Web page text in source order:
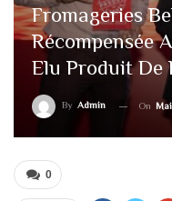
Fromageries
Récompensée
Elu Produit De
By Admin On
0